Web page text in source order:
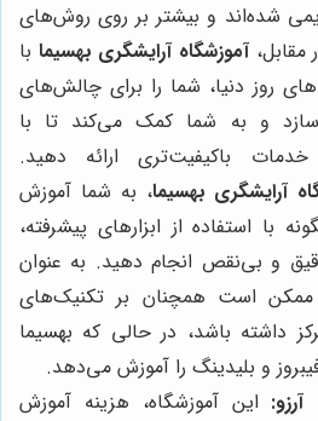
شده‌اند و بیشتر بر روی روش‌های
مقابل،آموزشگاه آرایشگری بهسیما با
روز دنیا، شما را برای چالش‌های
و به شما کمک می‌کند تا با
باکیفیت‌تری ارائه دهید.
آرایشگری بهسیما، به شما آموزش
با استفاده از ابزارهای پیشرفته،
و بی‌نقص انجام دهید. به عنوان
ممکن است همچنان بر تکنیک‌های
داشته باشد، در حالی که بهسیما
و بلیدینگ را آموزش می‌دهد.
این آموزشگاه، هزینه آموزش